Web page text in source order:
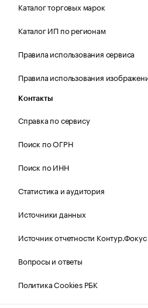
Каталог торговых марок
Каталог ИП по регионам
Правила использования сервиса
Правила использования
Контакты
Справка по сервису
Поиск по ОГРН
Поиск по ИНН
Статистика и аудитория
Источники данных
Источник отчетности Контур.Фокус
Вопросы и ответы
Политика Cookies РБК